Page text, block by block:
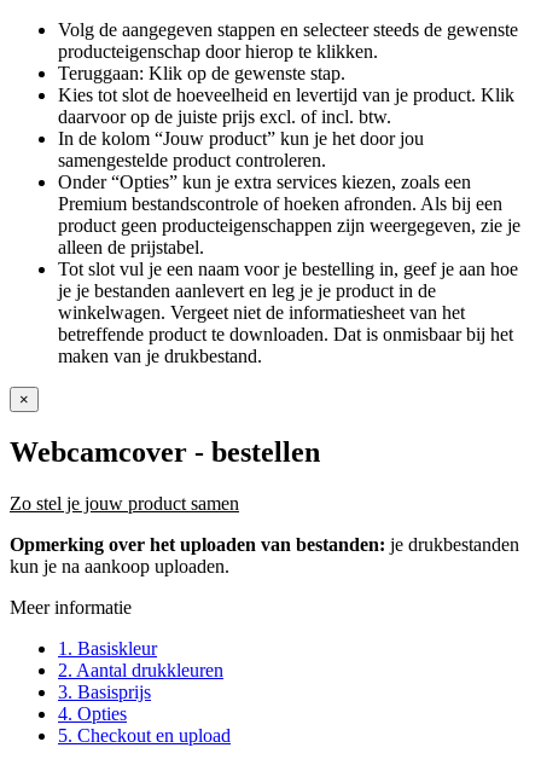
Volg de aangegeven stappen en selecteer steeds de gewenste
producteigenschap door hierop te klikken.
Teruggaan: Klik op de gewenste stap.
Kies tot slot de hoeveelheid en levertijd van je product. Klik
daarvoor op de juiste prijs excl. of incl. btw.
In de kolom “Jouw product” kun je het door jou
samengestelde product controleren.
Onder “Opties” kun je extra services kiezen, zoals een
Premium bestandscontrole of hoeken afronden. Als bij een
product geen producteigenschappen zijn weergegeven, zie je
alleen de prijstabel.
Tot slot vul je een naam voor je bestelling in, geef je aan hoe
je je bestanden aanlevert en leg je je product in de
winkelwagen. Vergeet niet de informatiesheet van het
betreffende product te downloaden. Dat is onmisbaar bij het
maken van je drukbestand.
×
Webcamcover - bestellen
Zo stel je jouw product samen
Opmerking over het uploaden van bestanden: je drukbestanden
kun je na aankoop uploaden.
Meer informatie
1. Basiskleur
2. Aantal drukkleuren
3. Basisprijs
4. Opties
5. Checkout en upload